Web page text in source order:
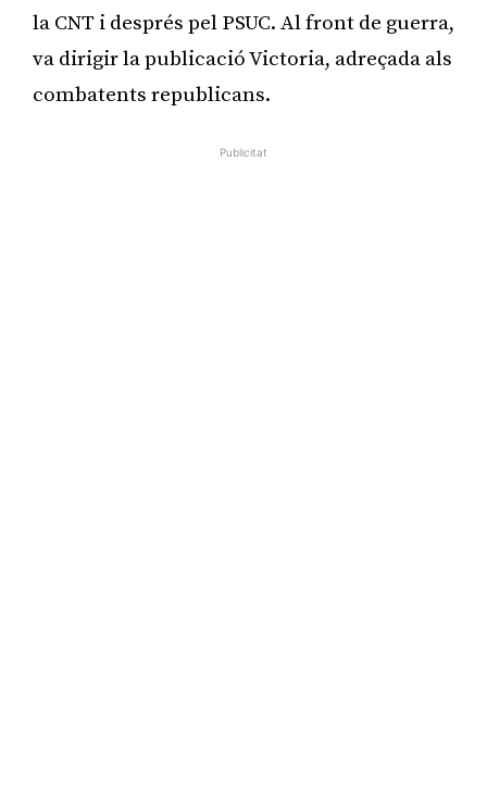
la CNT i després pel PSUC. Al front de guerra,
va dirigir la publicació Victoria, adreçada als
combatents republicans.
Publicitat